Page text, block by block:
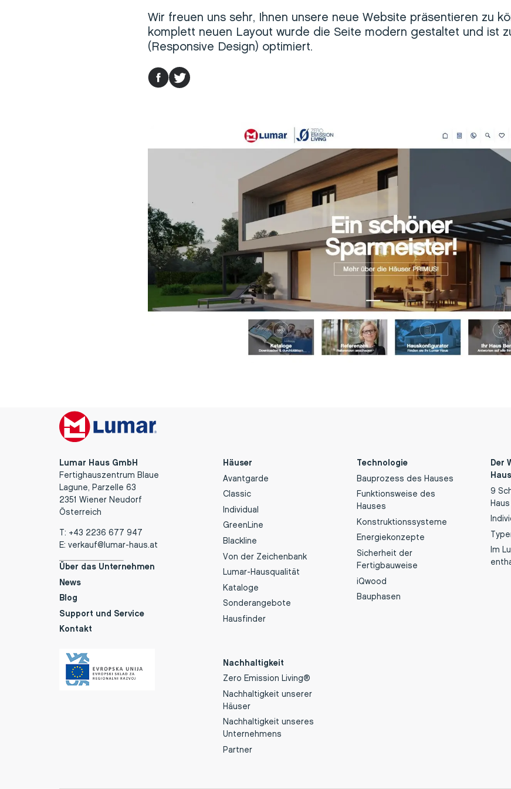
Wir freuen uns sehr, Ihnen unsere neue Website präsentieren zu
komplett neuen Layout wurde die Seite modern gestaltet und ist
(Responsive Design) optimiert.
Lumar Haus GmbH
Fertighauszentrum Blaue
Lagune, Parzelle 63
2351 Wiener Neudorf
Österreich
T: +43 2236 677 947
E: verkauf@lumar-haus.at
Über das Unternehmen
News
Blog
Support und Service
Kontakt
Häuser
Avantgarde
Classic
Individual
GreenLine
Blackline
Von der Zeichenbank
Lumar-Hausqualität
Kataloge
Sonderangebote
Hausfinder
Technologie
Bauprozess des Hauses
Funktionsweise des
Hauses
Konstruktionssysteme
Energiekonzepte
Sicherheit der
Fertigbauweise
iQwood
Bauphasen
Der
Haus
9
Haus
Im
Nachhaltigkeit
Zero Emission Living®
Nachhaltigkeit unserer
Häuser
Nachhaltigkeit unseres
Unternehmens
Partner